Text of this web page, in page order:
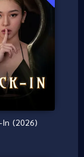
In (2026)